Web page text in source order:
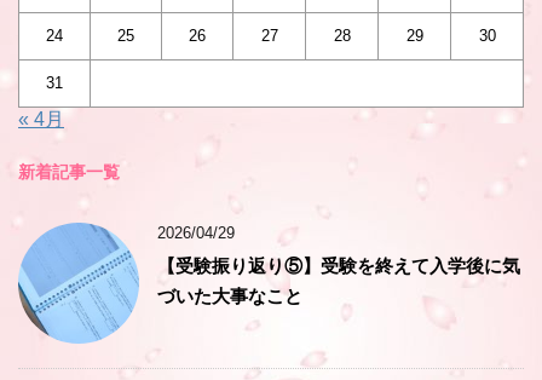
24 25 26 27 28 29 30
31
« 4月
新着記事一覧
2026/04/29
【受験振り返り⑤】受験を終えて入学後に気
づいた大事なこと